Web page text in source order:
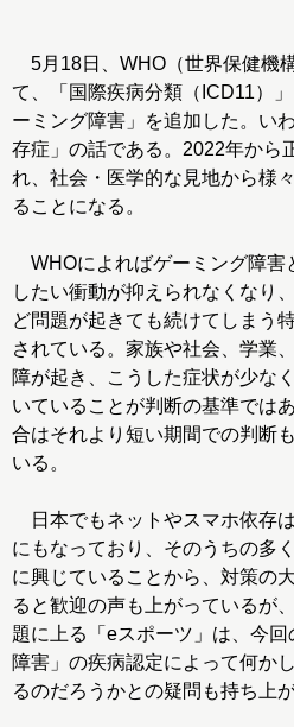
5月18日、WHO（世界保健機
て、「国際疾病分類（ICD11）
ーミング障害」を追加した。い
存症」の話である。2022年から
れ、社会・医学的な見地から様
ることになる。
WHOによればゲーミング障害
したい衝動が抑えられなくなり
ど問題が起きても続けてしまう
されている。家族や社会、学業
障が起き、こうした症状が少な
いていることが判断の基準では
合はそれより短い期間での判断
いる。
日本でもネットやスマホ依存
にもなっており、そのうちの多
に興じていることから、対策の
ると歓迎の声も上がっているが
題に上る「eスポーツ」は、今
障害」の疾病認定によって何か
るのだろうかとの疑問も持ち上